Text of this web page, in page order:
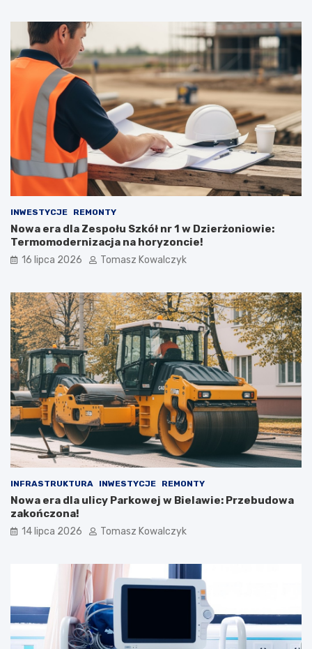
INWESTYCJE REMONTY
Nowa era dla Zespołu Szkół nr 1 w Dzierżoniowie:
Termomodernizacja na horyzoncie!
16 lipca 2026 Tomasz Kowalczyk
INFRASTRUKTURA INWESTYCJE REMONTY
Nowa era dla ulicy Parkowej w Bielawie: Przebudowa
zakończona!
14 lipca 2026 Tomasz Kowalczyk